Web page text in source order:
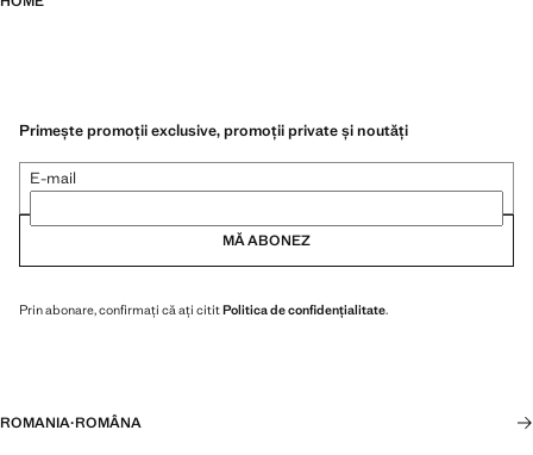
Primește promoții exclusive, promoții private și noutăți
E-mail
MĂ ABONEZ
Prin abonare, confirmați că ați cititPolitica de confidențialitate.
ROMANIA·ROMÂNA